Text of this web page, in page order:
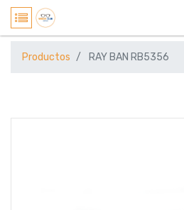
Productos RAY BAN RB5356